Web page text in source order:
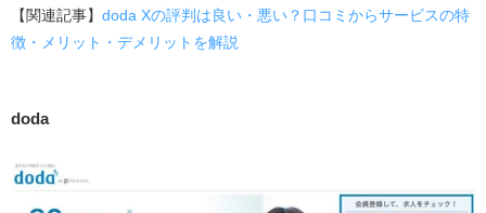
【関連記事】 doda Xの評判は良い・悪い？口コミからサービスの特
徴・メリット・デメリットを解説
doda